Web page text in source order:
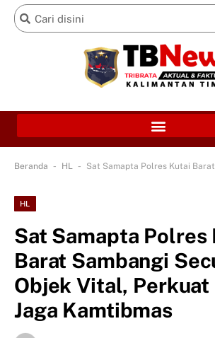
Beranda - HL - Sat Samapta Polres Kutai Barat Sambangi Security Objek
HL
Sat Samapta Polres
Barat Sambangi
Objek Vital, Perkuat
Jaga Kamtibmas